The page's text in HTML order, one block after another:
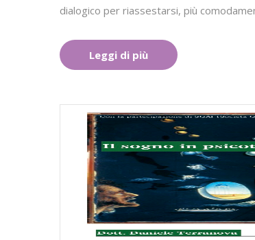
dialogico per riassestarsi, più
Leggi di più